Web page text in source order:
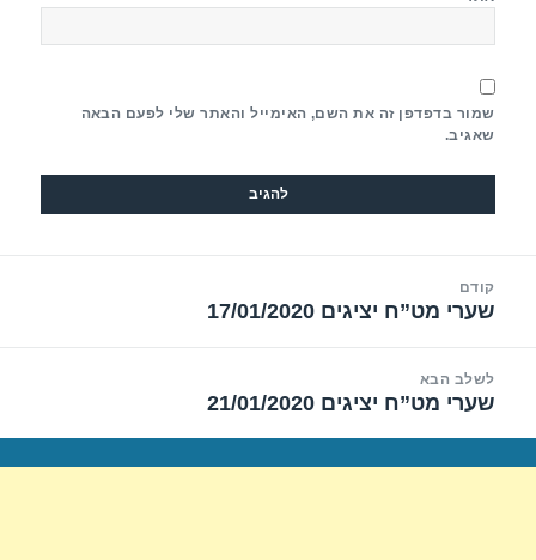
שמור בדפדפן זה את השם, האימייל והאתר שלי לפעם הבאה
שאגיב.
קודם
הפוסט
שערי מט”ח יציגים 17/01/2020
לשלב הבא
הפוסט
שערי מט”ח יציגים 21/01/2020